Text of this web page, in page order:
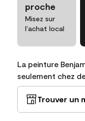
proche
Misez sur
l’achat local
La peinture
seulement chez
Trouver un